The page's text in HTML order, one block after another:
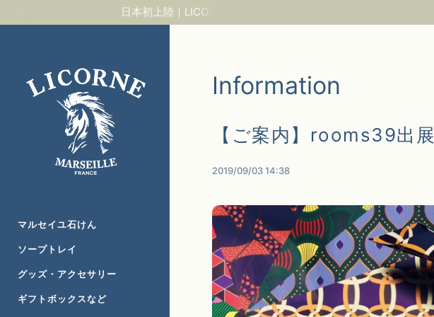
日本初上陸｜LICORNE神戸店オープン
マルセイユ石けん
ソープトレイ
グッズ・アクセサリー
ギフトボックスなど
Information
【ご案内】rooms39出展
2019/09/03 14:38